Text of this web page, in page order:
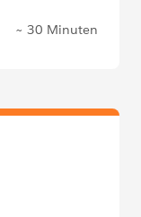
~ 30 Minuten